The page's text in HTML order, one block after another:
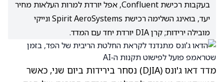
בעקבות רכישת Confluent, אפל יורדת למרות העלאות מחיר
יעד, בואינג השלימה רכישת Spirit AeroSystems ונייקי
מובילה ירידות; קרן DIA יורדת יחד עם המדד.
מדד דאו ג'ונס (DJIA) נסחר בירידות ביום שני, כאשר